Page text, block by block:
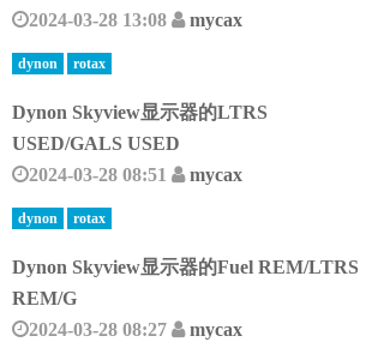
2024-03-28 13:08
mycax
dynon rotax
Dynon Skyview显示器的LTRS
USED/GALS USED
2024-03-28 08:51
mycax
dynon rotax
Dynon Skyview显示器的Fuel REM/LTRS
REM/G
2024-03-28 08:27
mycax